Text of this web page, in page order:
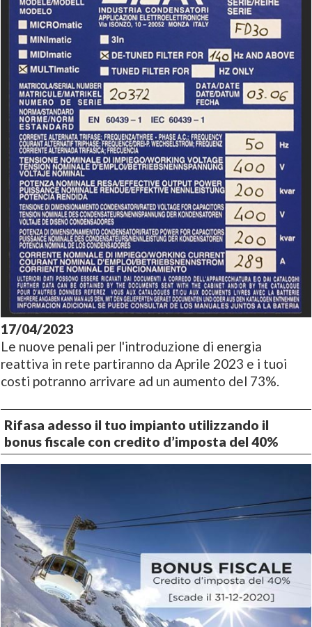
17/04/2023
Le nuove penali per l'introduzione di energia
reattiva in rete partiranno da Aprile 2023 e i tuoi
costi potranno arrivare ad un aumento del 73%.
Rifasa adesso il tuo impianto utilizzando il
bonus fiscale con credito d’imposta del 40%